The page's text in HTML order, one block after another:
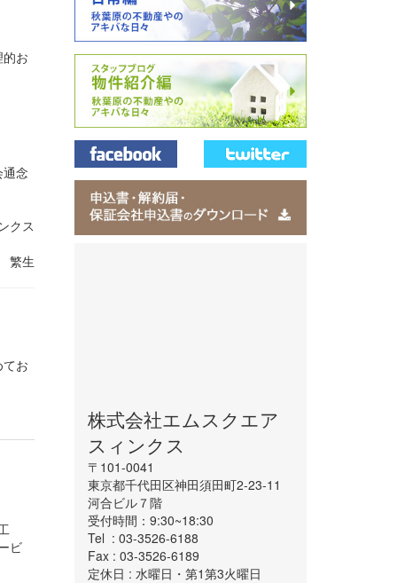
お
念
クス
繁生
お
ビ
株式会社エムスクエア
スィンクス
〒101-0041
東京都千代田区神田須田町2-23-11
河合ビル７階
受付時間：9:30~18:30
Tel : 03-3526-6188
Fax: 03-3526-6189
定休日 : 水曜日・第1第3火曜日